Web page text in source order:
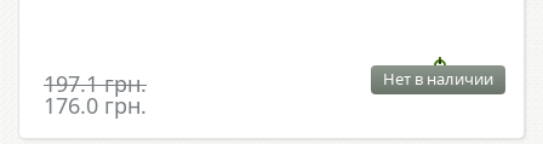
197.1 грн.
176.0 грн.
Нет в наличии